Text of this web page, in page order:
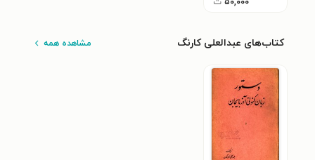
کتاب‌های عبدالعلی کارنگ مشاهده همه